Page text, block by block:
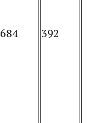
684 392